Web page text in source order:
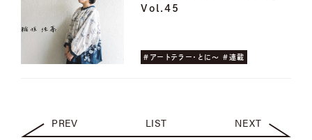
Vol.45
#アートテラー・とに〜 #連載
PREV LIST NEXT